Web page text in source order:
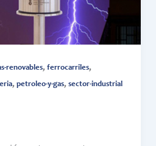
renovables, ferrocarriles,
, petroleo-y-gas, sector-industrial